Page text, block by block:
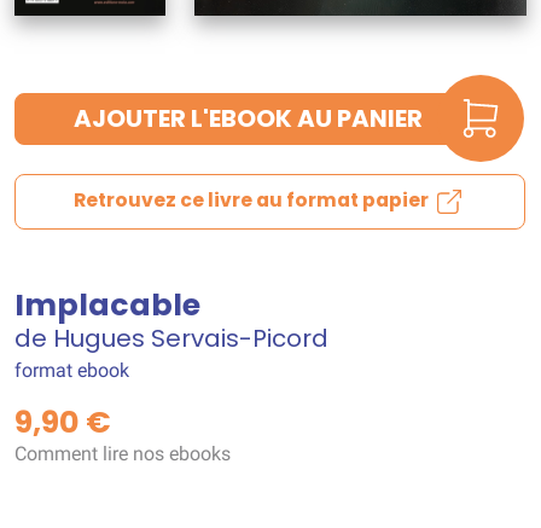
Implacable
de Hugues Servais-Picord
format ebook
9,90 €
Comment lire nos ebooks
AJOUTER L'EBOOK AU PANIER
Retrouvez ce livre au format papier